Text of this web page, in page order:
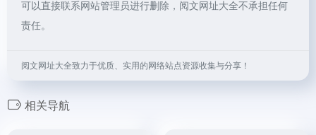
可以直接联系网站管理员进行删除，阅文网址大全不承担任何
责任。
阅文网址大全致力于优质、实用的网络站点资源收集与分享！
相关导航